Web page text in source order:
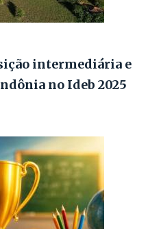
intermediária e
no Ideb 2025